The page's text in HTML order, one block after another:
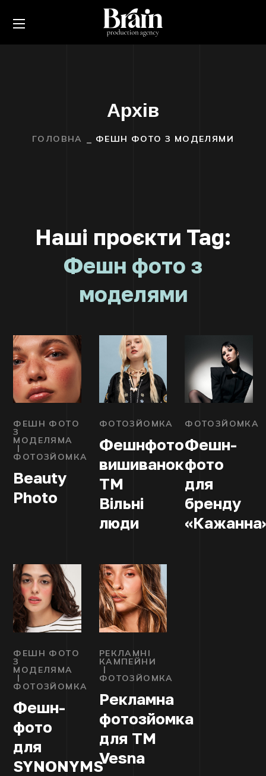
Архів
ГОЛОВНА ФЕШН ФОТО З МОДЕЛЯМИ
Наші проєкти Tag:
Фешн фото з
моделями
ФЕШН ФОТО
З
МОДЕЛЯМА
ФОТОЗЙОМКА
Beauty
Photo
ФОТОЗЙОМКА
Фешнфото
вишиванок
ТМ
Вільні
люди
ФОТОЗЙОМКА
Фешн-
фото
для
бренду
ФЕШН ФОТО
З
МОДЕЛЯМА
ФОТОЗЙОМКА
Фешн-
фото
для
SYNONYMS
РЕКЛАМНІ
КАМПЕЙНИ
ФОТОЗЙОМКА
Рекламна
фотозйомка
для TM
Vesna